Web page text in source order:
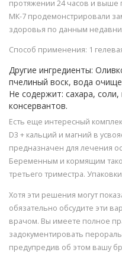
протяжении 24 часов и
МК-7 продемонстрировали
здоровья по данным
Способ применения: 1
Другие ингредиенты:
пчелиный воск, вода
Не содержит: сахара,
консервантов.
Есть еще интересный
D3 + кальций и магний в
предназначен для лечения
Беременным и кормящим
третьего триместра.
Хотя эти решения могут
обязательно обсудите эти
врачом. Вы имеете полное
задокументировать
предупредив об этом вашу